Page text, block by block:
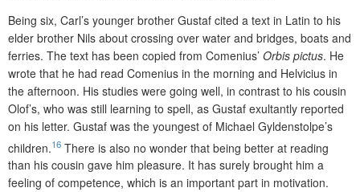
Being six, Carl’s younger brother Gustaf cited a text in Latin to his
elder brother Nils about crossing over water and bridges, boats and
ferries. The text has been copied from Comenius’ Orbis pictus. He
wrote that he had read Comenius in the morning and Helvicius in
the afternoon. His studies were going well, in contrast to his cousin
Olof’s, who was still learning to spell, as Gustaf exultantly reported
on his letter. Gustaf was the youngest of Michael Gyldenstolpe’s
children.16 There is also no wonder that being better at reading
than his cousin gave him pleasure. It has surely brought him a
feeling of competence, which is an important part in motivation.